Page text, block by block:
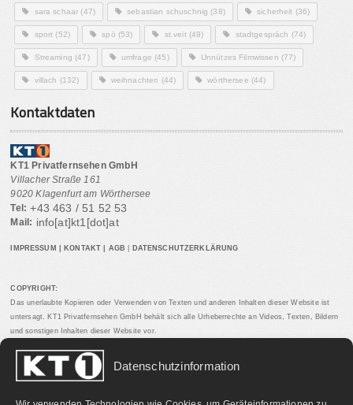
Datenschutzinformation
sara schaar (47) sebastian schuschnig (38) sicherheit (36)
sport (52) spö (53) st.veit(49) stadtgespräch (74)
Streaming (47) umfrage (45) Unnützes Filmwissen (77)
villach (132) weihnachten (44) wörthersee (44)
Kontaktdaten
KT1 Privatfernsehen GmbH
Villacher Straße 161
9020 Klagenfurt am Wörthersee
Tel: +43 463 / 51 52 53
Mail: info[at]kt1[dot]at
IMPRESSUM KONTAKT AGB DATENSCHUTZERKLÄRUNG
COPYRIGHT:
Das unerlaubte Kopieren oder Verwenden von Texten und anderen Inhalten dieser Website ist
untersagt. KT1 Privatfernsehen GmbH behält sich alle Urheberrechte an Videos, Texten, Bildern
und sonstigen Inhalten dieser Website vor.
PARTNERLINKS: